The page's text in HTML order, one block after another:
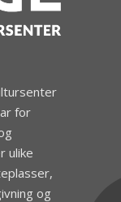
for
ulike
og